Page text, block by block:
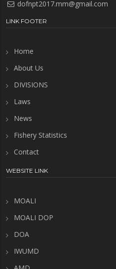
dofnpt2017.mm@gmail.com
LINK FOOTER
Home
About Us
DIVISIONS
Laws
News
Fishery Statistics
Contact
WEBSITE LINK
MOALI
MOALI DOP
DOA
IWUMD